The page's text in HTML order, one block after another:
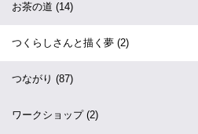
お茶の道 (14)
つくらしさんと描く夢 (2)
つながり (87)
ワークショップ (2)